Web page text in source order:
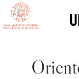
vai al contenuto della